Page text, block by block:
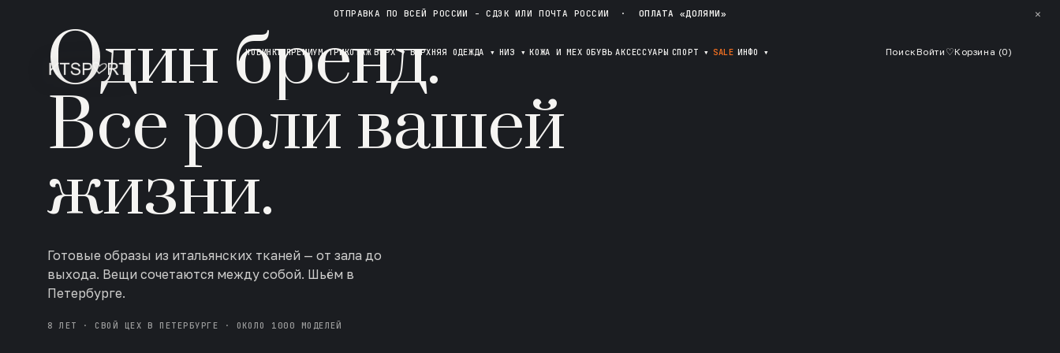
ОТПРАВКА ПО ВСЕЙ РОССИИ - СДЭК ИЛИ ПОЧТА РОССИИ · ОПЛАТА «ДОЛЯМИ» ✕
НОВИНКИ ПРЕМИУМ ТРИКОТАЖ ВЕРХ▾ ВЕРХНЯЯ ОДЕЖДА ▾ НИЗ ▾ КОЖА И МЕХ ОБУВЬ АКСЕССУАРЫ СПОРТ ▾ SALE ИНФО ▾ ПоискВойти ♡Корзина (0)
Один бренд.
Все роли вашей
жизни.
Готовые образы из итальянских тканей — от зала до
выхода. Вещи сочетаются между собой. Шьём в
Петербурге.
8 ЛЕТ · СВОЙ ЦЕХ В ПЕТЕРБУРГЕ · ОКОЛО 1000 МОДЕЛЕЙ